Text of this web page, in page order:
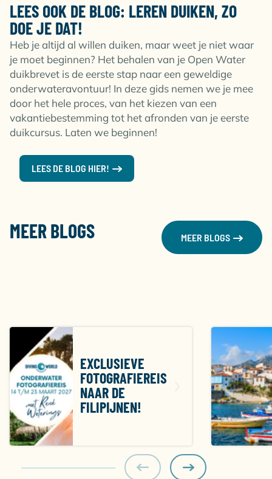
LEES OOK DE BLOG: LEREN DUIKEN, ZO
DOE JE DAT!
Heb je altijd al willen duiken, maar weet je niet waar
je moet beginnen? Het behalen van je Open Water
duikbrevet is de eerste stap naar een geweldige
onderwateravontuur! In deze gids nemen we je mee
door het hele proces, van het kiezen van een
vakantiebestemming tot het afronden van je eerste
duikcursus. Laten we beginnen!
LEES DE BLOG HIER!
MEER BLOGS MEER BLOGS
EXCLUSIEVE
FOTOGRAFIEREIS
NAAR DE
FILIPIJNEN!